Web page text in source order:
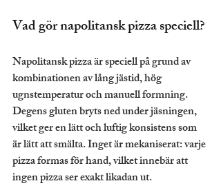
Vad gör napolitansk pizza speciell?
Napolitansk pizza är speciell på grund av
kombinationen av lång jästid, hög
ugnstemperatur och manuell formning.
Degens gluten bryts ned under jäsningen,
vilket ger en lätt och luftig konsistens som
är lätt att smälta. Inget är mekaniserat: varje
pizza formas för hand, vilket innebär att
ingen pizza ser exakt likadan ut.